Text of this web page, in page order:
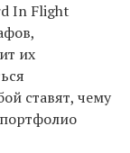
In Flight
их
ставят, чему